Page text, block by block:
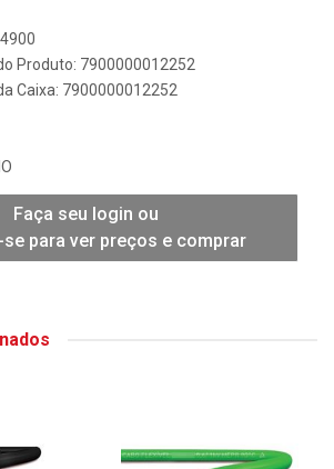
Produto: 7900000012252
Caixa: 7900000012252
Faça seu login ou
para ver preços e comprar